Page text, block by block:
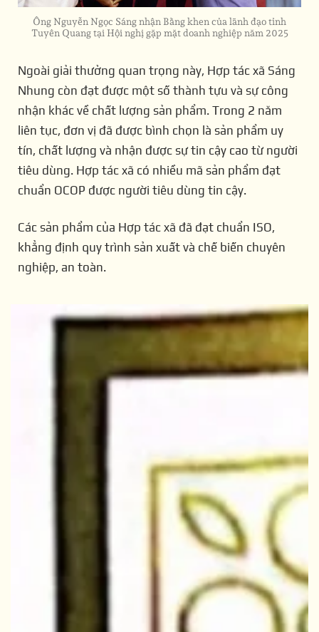
Ông Nguyễn Ngọc Sáng nhận Bằng khen của lãnh đạo tỉnh
Tuyên Quang tại Hội nghị gặp mặt doanh nghiệp năm 2025
Ngoài giải thưởng quan trọng này, Hợp tác xã Sáng
Nhung còn đạt được một số thành tựu và sự công
nhận khác về chất lượng sản phẩm. Trong 2 năm
liên tục, đơn vị đã được bình chọn là sản phẩm uy
tín, chất lượng và nhận được sự tin cậy cao từ người
tiêu dùng. Hợp tác xã có nhiều mã sản phẩm đạt
chuẩn OCOP được người tiêu dùng tin cậy.
Các sản phẩm của Hợp tác xã đã đạt chuẩn ISO,
khẳng định quy trình sản xuất và chế biến chuyên
nghiệp, an toàn.